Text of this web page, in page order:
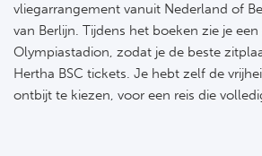
vliegarrangement vanuit Nederland of
van Berlijn. Tijdens het boeken zie je
Olympiastadion, zodat je de beste
Hertha BSC tickets. Je hebt zelf de
ontbijt te kiezen, voor een reis die